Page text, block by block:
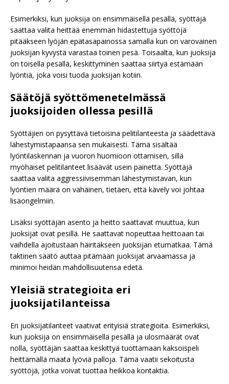
Esimerkiksi, kun juoksija on ensimmäisellä pesällä, syöttäjä
saattaa valita heittää enemmän hidastettuja syöttöjä
pitääkseen lyöjän epätasapainossa samalla kun on varovainen
juoksijan kyvystä varastaa toinen pesä. Toisaalta, kun juoksija
on toisella pesällä, keskittyminen saattaa siirtyä estämään
lyöntiä, joka voisi tuoda juoksijan kotiin.
Säätöjä syöttömenetelmässä
juoksijoiden ollessa pesillä
Syöttäjien on pysyttävä tietoisina pelitilanteesta ja säädettävä
lähestymistapaansa sen mukaisesti. Tämä sisältää
lyöntilaskennan ja vuoron huomioon ottamisen, sillä
myöhäiset pelitilanteet lisäävät usein painetta. Syöttäjä
saattaa valita aggressiivisemman lähestymistavan, kun
lyöntien määrä on vähäinen, tietäen, että kävely voi johtaa
lisäongelmiin.
Lisäksi syöttäjän asento ja heitto saattavat muuttua, kun
juoksijat ovat pesillä. He saattavat nopeuttaa heittoaan tai
vaihdella ajoitustaan häiritäkseen juoksijan etumatkaa. Tämä
taktinen säätö auttaa pitämään juoksijat arvaamassa ja
minimoi heidän mahdollisuutensa edetä.
Yleisiä strategioita eri
juoksijatilanteissa
Eri juoksijatilanteet vaativat erityisiä strategioita. Esimerkiksi,
kun juoksija on ensimmäisellä pesällä ja ulosmäärät ovat
nolla, syöttäjän saattaa keskittyä tuottamaan kaksoispeli
heittämällä maata lyöviä palloja. Tämä vaatii sekoitusta
syöttöjä, jotka voivat tuottaa heikkoa kontaktia.